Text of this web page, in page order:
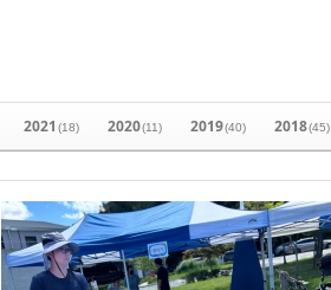
2021 (18) 2020(11) 2019(40) 2018(45)